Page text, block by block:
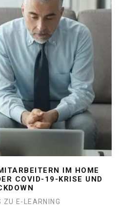
IM HOME
COVID-19-KRISE UND
ZU E-LEARNING